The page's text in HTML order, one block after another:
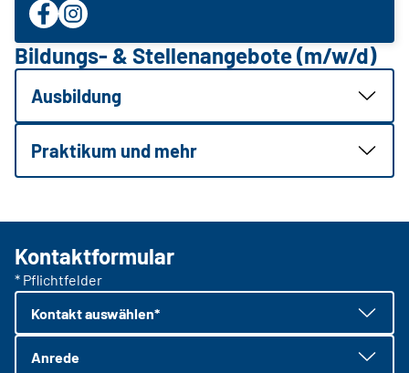
Bildungs- & Stellenangebote (m/w/d)
Ausbildung
Praktikum und mehr
Kontaktformular
* Pflichtfelder
Kontakt auswählen*
Anrede